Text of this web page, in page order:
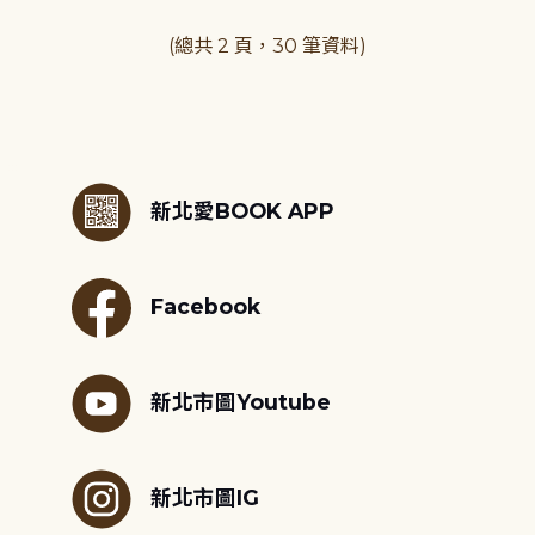
(總共 2 頁，30 筆資料)
新北愛BOOK APP
Facebook
新北市圖Youtube
新北市圖IG